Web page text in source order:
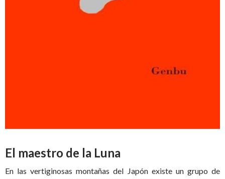
El maestro de la Luna
En las vertiginosas montañas del Japón existe un grupo de